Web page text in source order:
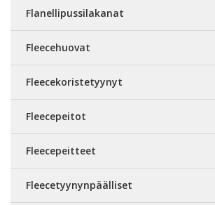
Flanellipussilakanat
Fleecehuovat
Fleecekoristetyynyt
Fleecepeitot
Fleecepeitteet
Fleecetyynynpäälliset